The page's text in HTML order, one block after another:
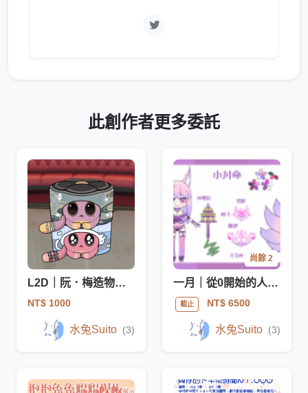
此創作者更多委託
L2D｜阮．梅造物，貓貓糕
NT$ 1000
水兔Suito (3)
尚餘 2
一月｜從0開始的人物設計
截止 NT$ 6500
水兔Suito (3)